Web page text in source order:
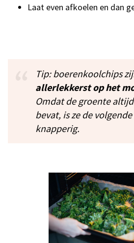
Laat even afkoelen en dan
Tip: boerenkoolchips
allerlekkerst op het
Omdat de groente
bevat, is ze de
knapperig.